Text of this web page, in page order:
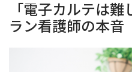
「電子カルテは
ラン看護師の本音